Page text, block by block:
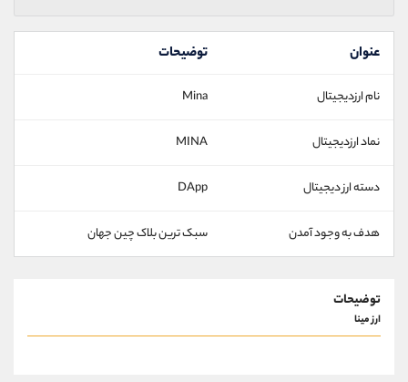
عنوان توضیحات
نام ارزدیجیتال Mina
نماد ارزدیجیتال MINA
دسته ارز دیجیتال DApp
هدف به وجود آمدن سبک ترین بلاک چین جهان
توضیحات
ارز مینا